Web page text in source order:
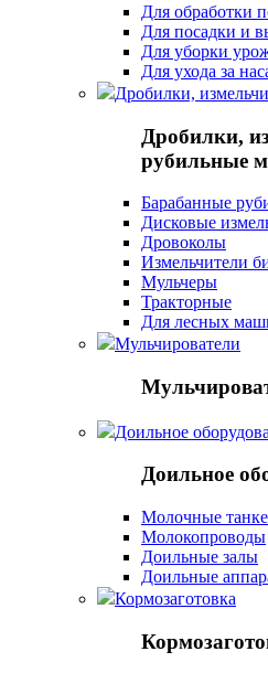
Для обработки
Для посадки и
Для уборки
Для ухода за
Дробилки,
Дробилки,
рубильные
Барабанные
Дисковые
Дровоколы
Измельчители
Мульчеры
Тракторные
Для лесных
Мульчирователи
Доильное
Доильное
Молочные
Молокопроводы
Доильные залы
Доильные
Кормозаготовка